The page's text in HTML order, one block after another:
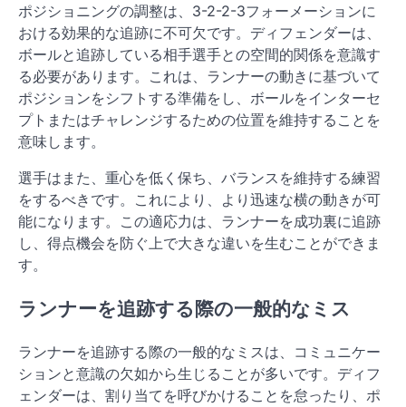
ポジショニングの調整は、3-2-2-3フォーメーションに
おける効果的な追跡に不可欠です。ディフェンダーは、
ボールと追跡している相手選手との空間的関係を意識す
る必要があります。これは、ランナーの動きに基づいて
ポジションをシフトする準備をし、ボールをインターセ
プトまたはチャレンジするための位置を維持することを
意味します。
選手はまた、重心を低く保ち、バランスを維持する練習
をするべきです。これにより、より迅速な横の動きが可
能になります。この適応力は、ランナーを成功裏に追跡
し、得点機会を防ぐ上で大きな違いを生むことができま
す。
ランナーを追跡する際の一般的なミス
ランナーを追跡する際の一般的なミスは、コミュニケー
ションと意識の欠如から生じることが多いです。ディフ
ェンダーは、割り当てを呼びかけることを怠ったり、ポ